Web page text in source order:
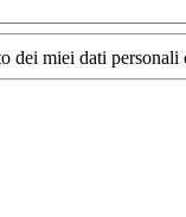
dei miei dati personali